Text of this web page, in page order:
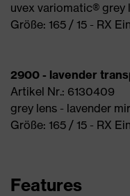
uvex variomatic® grey
Größe: 165 / 15 - RX
2900 - lavender
Artikel Nr.: 6130409
grey lens - lavender
Größe: 165 / 15 - RX
Features